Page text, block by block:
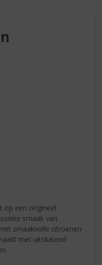
op een origineel
smaak van
smaakvolle citroenen
met uitsluitend